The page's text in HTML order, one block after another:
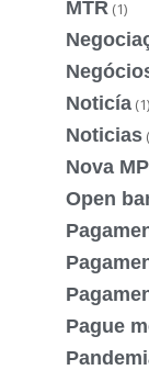
MTR (1)
Noticía (1)
Noticias
Nova MP
Open
Pague